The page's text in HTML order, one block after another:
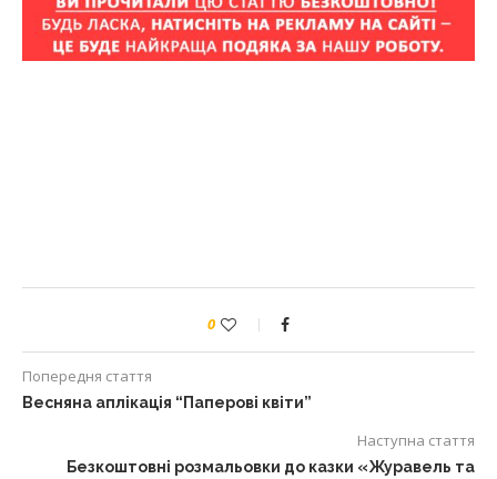
0
Попередня стаття
Весняна аплікація “Паперові квіти”
Наступна стаття
Безкоштовні розмальовки до казки «Журавель та